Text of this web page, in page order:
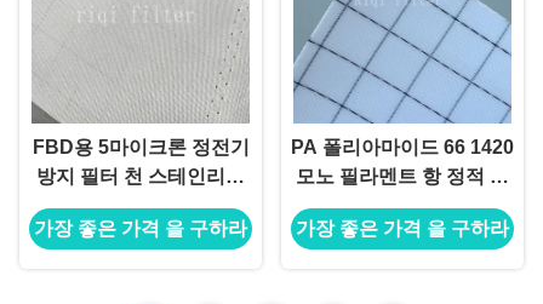
FBD용 5마이크론 정전기
방지 필터 천 스테인리스
스틸 1.5M 폭 0.55mm 두
께 65L/M2/S
가장 좋은 가격 을 구하라
PA 폴리아마이드 66 1420
모노 필라멘트 항 정적 격
자 패턴 필터 천 팜 오일 프
레스 플레이트 필터
가장 좋은 가격 을 구하라